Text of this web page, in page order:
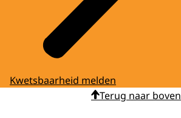
Kwetsbaarheid melden
Terug naar boven